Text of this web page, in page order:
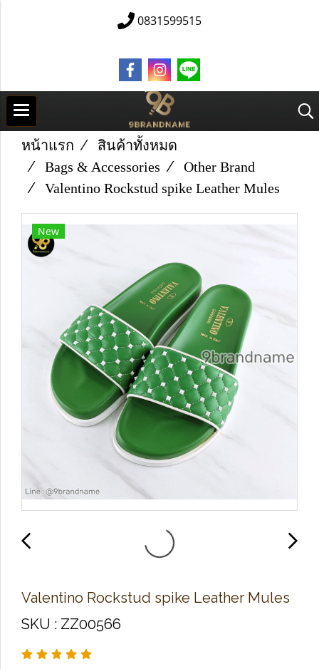
0831599515
หน้าแรก
สินค้าทั้งหมด
Bags & Accessories
Other Brand
Valentino Rockstud spike Leather Mules
New
Valentino Rockstud spike Leather Mules
SKU : ZZ00566